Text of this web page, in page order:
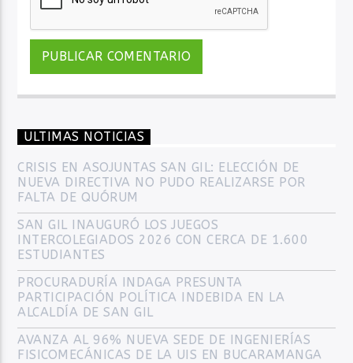
ULTIMAS NOTICIAS
CRISIS EN ASOJUNTAS SAN GIL: ELECCIÓN DE
NUEVA DIRECTIVA NO PUDO REALIZARSE POR
FALTA DE QUÓRUM
SAN GIL INAUGURÓ LOS JUEGOS
INTERCOLEGIADOS 2026 CON CERCA DE 1.600
ESTUDIANTES
PROCURADURÍA INDAGA PRESUNTA
PARTICIPACIÓN POLÍTICA INDEBIDA EN LA
ALCALDÍA DE SAN GIL
AVANZA AL 96% NUEVA SEDE DE INGENIERÍAS
FISICOMECÁNICAS DE LA UIS EN BUCARAMANGA